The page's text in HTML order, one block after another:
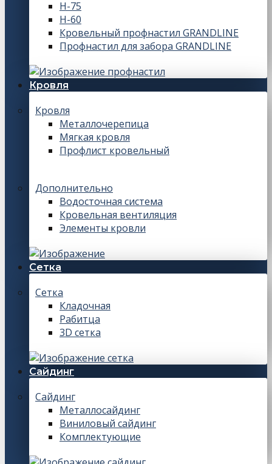
Н-75
Н-60
Кровельный профнастил GRANDLINE
Профнастил для забора GRANDLINE
Кровля
Кровля
Металлочерепица
Мягкая кровля
Профлист кровельный
Дополнительно
Водосточная система
Кровельная вентиляция
Элементы кровли
Сетка
Сетка
Кладочная
Рабитца
3D сетка
Сайдинг
Сайдинг
Металлосайдинг
Виниловый сайдинг
Комплектующие